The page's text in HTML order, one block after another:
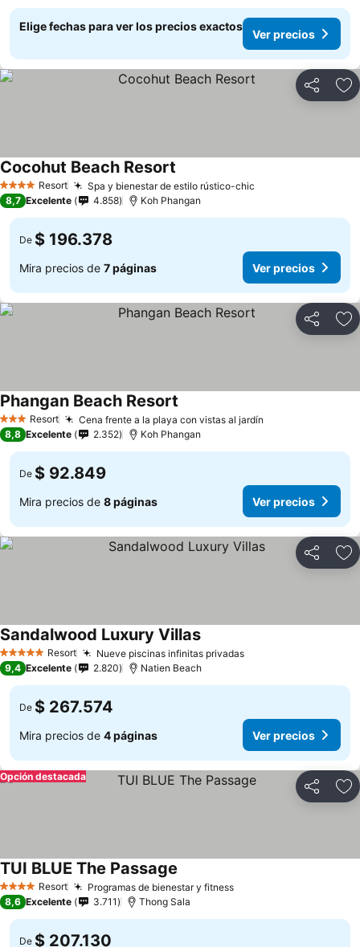
Elige fechas para ver los precios exactos
Ver precios
Compartir
4 EstrellasResort Spa y bienestar de estilo rústico-chic
Cocohut Beach Resort
8,7 Excelente 4.858 Koh Phangan
De $ 196.378
Mira precios de 7 páginas Ver precios
Compartir
3 EstrellasResort Cena frente a la playa con vistas al jardín
Phangan Beach Resort
8,8 Excelente 2.352 Koh Phangan
De $ 92.849
Mira precios de 8 páginas Ver precios
Compartir
5 Estrellas Resort Nueve piscinas infinitas privadasVer precios
Sandalwood Luxury VillasVer precios
9,4 Excelente 2.820 Natien Beach
De $ 267.574
Mira precios de 4 páginas Ver precios
Compartir
Opción destacada
4 EstrellasResort Programas de bienestar y fitnessVer precios
TUI BLUE The Passage
8,6 Excelente 3.711 Thong Sala
De $ 207.130